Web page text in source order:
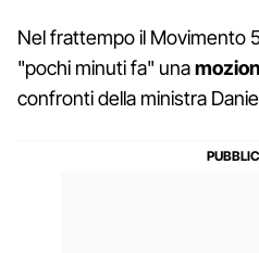
Nel frattempo il Movimento
"pochi minuti fa" una
confronti della ministra